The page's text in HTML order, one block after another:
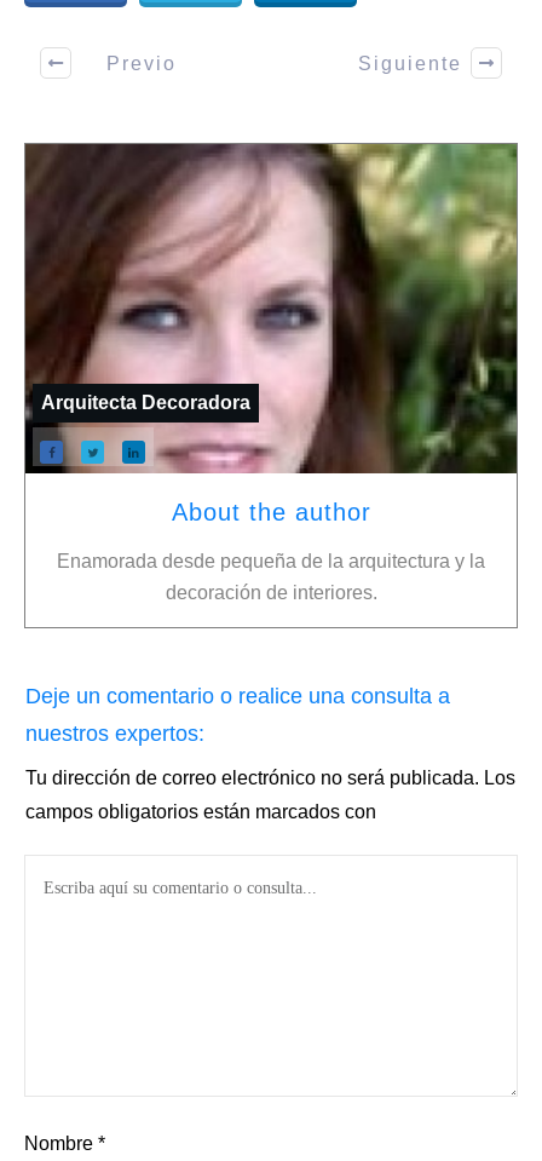
Previo Siguiente
Arquitecta Decoradora
About the author
Enamorada desde pequeña de la arquitectura y la
decoración de interiores.
Deje un comentario o realice una consulta a
nuestros expertos:
Tu dirección de correo electrónico no será publicada. Los
campos obligatorios están marcados con
Nombre *